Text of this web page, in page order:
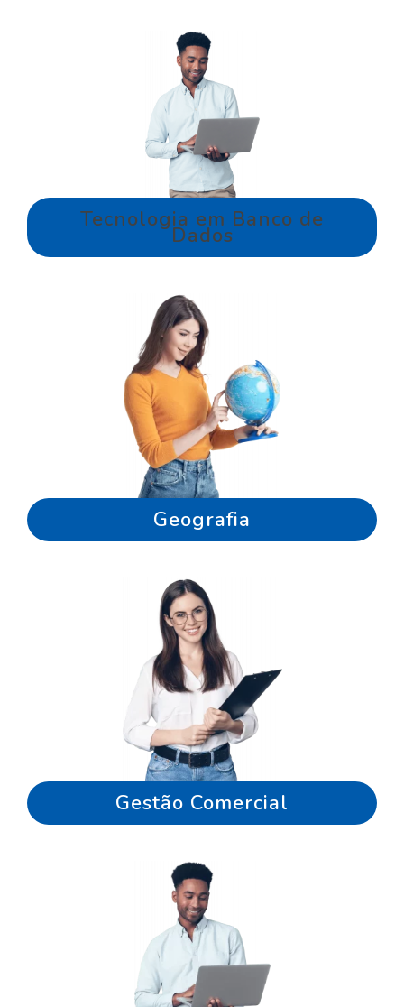
Tecnologia em Banco de
Dados
Geografia
Gestão Comercial